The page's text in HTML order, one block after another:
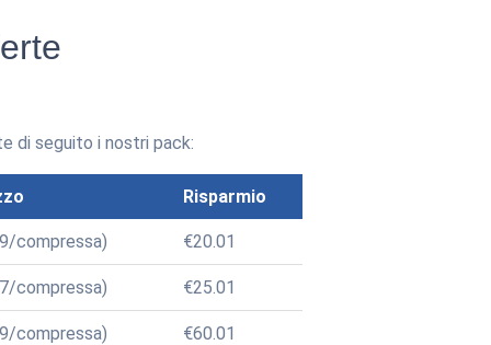
di seguito i nostri pack:
Risparmio
compressa) €20.01
compressa) €25.01
compressa) €60.01